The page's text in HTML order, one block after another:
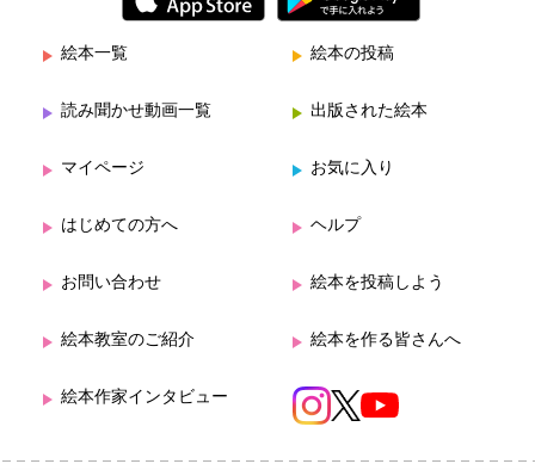
絵本一覧 絵本の投稿
読み聞かせ動画一覧 出版された絵本
マイページ お気に入り
はじめての方へ ヘルプ
お問い合わせ 絵本を投稿しよう
絵本教室のご紹介 絵本を作る皆さんへ
絵本作家インタビュー